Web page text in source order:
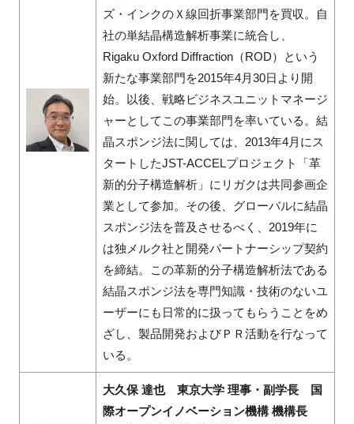
ズ・インクのＸ線回折事業部門を買収。自
社の単結晶構造解析事業に統合し、
Rigaku Oxford Diffraction（ROD）という
新たな事業部門を2015年4月30日より開
始。以後、戦略ビジネスユニットマネージ
ャーとしてこの事業部門を率いている。結
晶スポンジ法に関しては、2013年4月にス
タートしたJST-ACCELプロジェクト「革
新的分子構造解析」にリガクは共同参画企
業として参加。その後、グローバルに結晶
スポンジ法を普及させるべく、2019年に
は独メルク社と開発パートナーシップ契約
を締結。この革新的分子構造解析法である
結晶スポンジ法を専門知識・技術のないユ
ーザーにも日常的に扱ってもらうことをめ
ざし、製品開発およびＰＲ活動を行なって
いる。
大久保 達也 東京大学 理事・副学長 国
際オープンイノベーション機構 機構長